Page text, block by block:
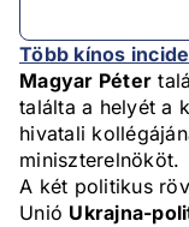
Több kínos
Magyar Péter
találta a helyét a
hivatali
miniszterelnököt.
A két politikus
Unió Ukrajna-